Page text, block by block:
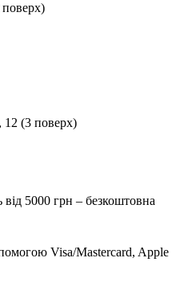
12 (3 поверх)
від 5000 грн – безкоштовна
Visa/Mastercard, Apple